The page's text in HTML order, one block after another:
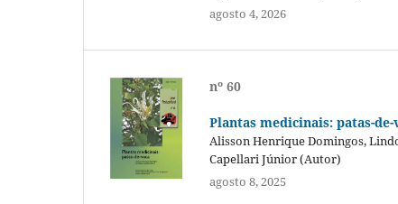
agosto 4, 2026
nº 60
Plantas medicinais: patas-de-
Alisson Henrique Domingos,
Capellari Júnior (Autor)
agosto 8, 2025